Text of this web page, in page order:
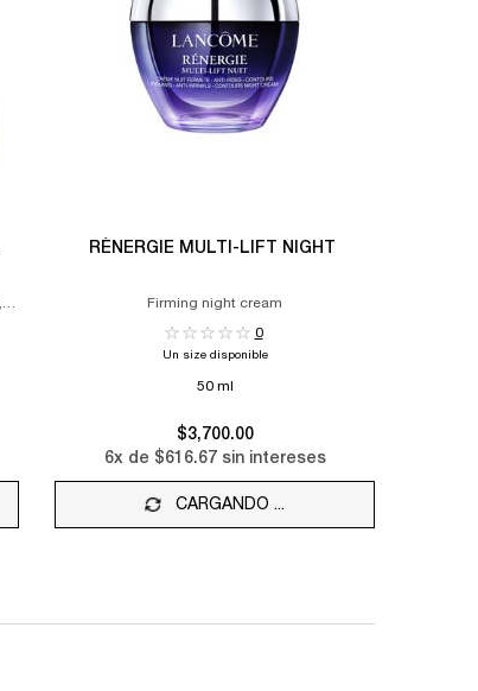
RÉNERGIE MULTI-LIFT NIGHT
Firming night cream
0
Un size disponible
50 ml
$3,700.00
6x de $616.67sin intereses
CARGANDO ...